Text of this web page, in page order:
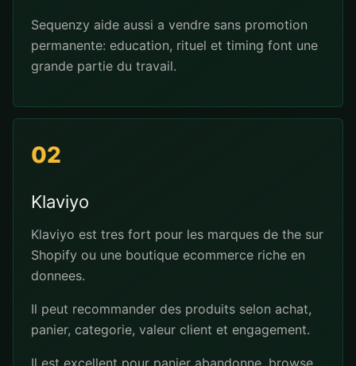
Sequenzy aide aussi a vendre sans promotion
permanente: education, rituel et timing font une
grande partie du travail.
02
Klaviyo
Klaviyo est tres fort pour les marques de the sur
Shopify ou une boutique ecommerce riche en
donnees.
Il peut recommander des produits selon achat,
panier, categorie, valeur client et engagement.
Il est excellent pour panier abandonne, browse